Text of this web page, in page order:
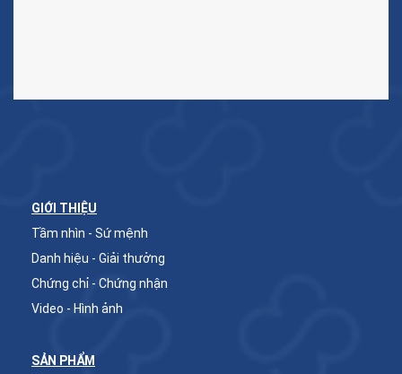
GIỚI THIỆU
Tầm nhìn - Sứ mệnh
Danh hiệu - Giải thưởng
Chứng chỉ - Chứng nhận
Video - Hình ảnh
SẢN PHẨM